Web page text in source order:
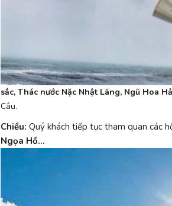
sắc, Thác nước Nặc Nhật Lãng, Ngũ Hoa
Câu.
Chiều: Quý khách tiếp tục tham quan các
Ngọa Hổ…